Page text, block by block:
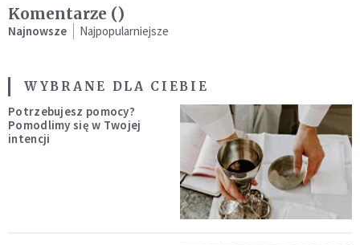
Komentarze ()
Najnowsze Najpopularniejsze
WYBRANE DLA CIEBIE
Potrzebujesz pomocy?
Pomodlimy się w Twojej
intencji